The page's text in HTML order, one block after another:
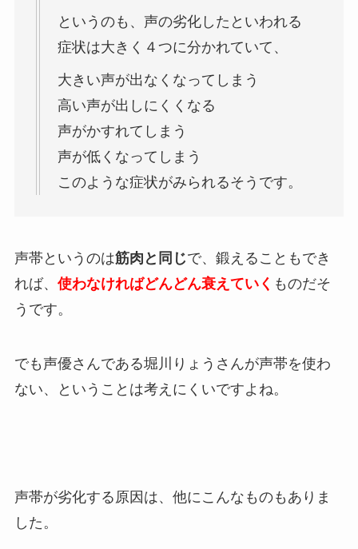
というのも、声の劣化したといわれる
症状は大きく４つに分かれていて、
大きい声が出なくなってしまう
高い声が出しにくくなる
声がかすれてしまう
声が低くなってしまう
このような症状がみられるそうです。
声帯というのは筋肉と同じで、鍛えることもでき
れば、 使わなければどんどん衰えていく ものだそ
うです。
でも声優さんである堀川りょうさんが声帯を使わ
ない、ということは考えにくいですよね。
声帯が劣化する原因は、他にこんなものもありま
した。